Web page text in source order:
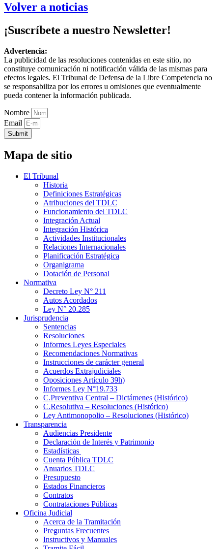
Volver a noticias
¡Suscríbete a nuestro Newsletter!
Advertencia:
La publicidad de las resoluciones contenidas en este sitio, no
constituye comunicación ni notificación válida de las mismas para
efectos legales. El Tribunal de Defensa de la Libre Competencia no
se responsabiliza por los errores u omisiones que eventualmente
pueda contener la información publicada.
Nombre
Email
Submit
Mapa de sitio
El Tribunal
Historia
Definiciones Estratégicas
Atribuciones del TDLC
Funcionamiento del TDLC
Integración Actual
Integración Histórica
Actividades Institucionales
Relaciones Internacionales
Planificación Estratégica
Organigrama
Dotación de Personal
Normativa
Decreto Ley N° 211
Autos Acordados
Ley N° 20.285
Jurisprudencia
Sentencias
Resoluciones
Informes Leyes Especiales
Recomendaciones Normativas
Instrucciones de carácter general
Acuerdos Extrajudiciales
Oposiciones Artículo 39h)
Informes Ley N°19.733
C.Preventiva Central – Dictámenes (Histórico)
C.Resolutiva – Resoluciones (Histórico)
Ley Antimonopolio – Resoluciones (Histórico)
Transparencia
Audiencias Presidente
Declaración de Interés y Patrimonio
Estadísticas
Cuenta Pública TDLC
Anuarios TDLC
Presupuesto
Estados Financieros
Contratos
Contrataciones Públicas
Oficina Judicial
Acerca de la Tramitación
Preguntas Frecuentes
Instructivos y Manuales